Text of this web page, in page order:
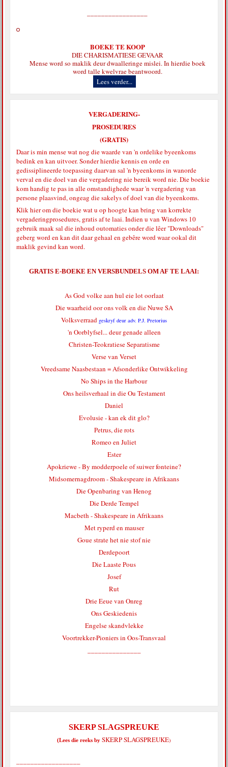
BOEKE TE KOOP
DIE CHARISMATIESE GEVAAR
Mense word so maklik deur dwaalleringe mislei. In hierdie boek
word talle kwelvrae beantwoord.
Lees verder...
VERGADERING-
PROSEDURES
(GRATIS)
Daar is min mense wat nog die waarde van 'n ordelike byeenkoms
bedink en kan uitvoer. Sonder hierdie kennis en orde en
gedissiplineerde toepassing daarvan sal 'n byeenkoms in wanorde
verval en die doel van die vergadering nie bereik word nie. Die boekie
kom handig te pas in alle omstandighede waar 'n vergadering van
persone plaasvind, ongeag die sakelys of doel van die byeenkoms.
Klik hierom die boekie wat u op hoogte kan bring van korrekte
vergaderingprosedures, gratis af te laai. Indien u van Windows 10
gebruik maak sal die inhoud outomaties onder die lêer "Downloads"
geberg word en kan dit daar gehaal en gebêre word waar ookal dit
maklik gevind kan word.
GRATIS E-BOEKE EN VERSBUNDELS OM AF TE LAAI:
As God volke aan hul eie lot oorlaat
Die waarheid oor ons volk en die Nuwe SA
Volksverraad geskryf deur adv. P.J. Pretorius
'n Oorblyfsel... deur genade alleen
Christen-Teokratiese Separatisme
Verse van Verset
Vreedsame Naasbestaan = Afsonderlike Ontwikkeling
No Ships in the Harbour
Ons heilsverhaal in die Ou Testament
Daniel
Evolusie - kan ek dit glo?
Petrus, die rots
Romeo en Juliet
Ester
Apokriewe - By modderpoele of suiwer fonteine?
Midsomernagdroom - Shakespeare in Afrikaans
Die Openbaring van Henog
Die Derde Tempel
Macbeth - Shakespeare in Afrikaans
Met ryperd en mauser
Goue strate het nie stof nie
Derdepoort
Die Laaste Pous
Josef
Rut
Drie Eeue van Onreg
Ons Geskiedenis
Engelse skandvlekke
Voortrekker-Pioniers in Oos-Transvaal
SKERP SLAGSPREUKE
(Lees die reeks by SKERP SLAGSPREUKE)